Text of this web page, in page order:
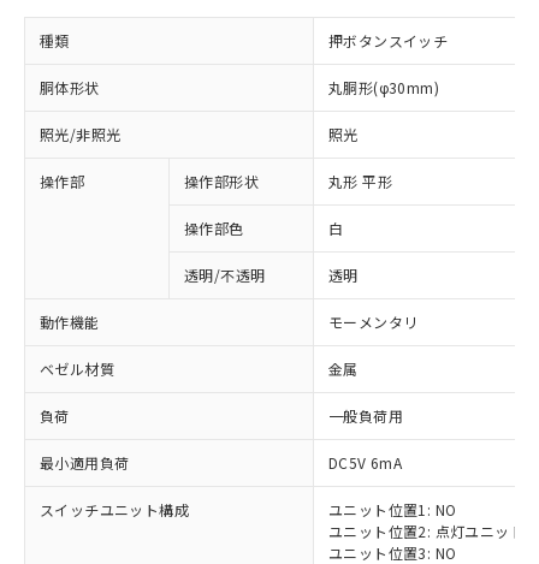
種類 押ボタンスイッチ
胴体形状 丸胴形(φ30mm)
照光/非照光 照光
操作部 操作部形状 丸形 平形
操作部色 白
透明/不透明 透明
動作機能 モーメンタリ
ベゼル材質 金属
負荷 一般負荷用
最小適用負荷 DC5V 6mA
スイッチユニット構成
ユニット位置1: NO
ユニット位置2: 点灯ユニット
ユニット位置3: NO